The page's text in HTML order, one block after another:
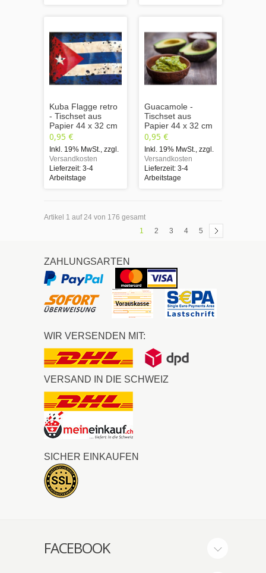
Kuba Flagge retro
- Tischset aus
Papier 44 x 32 cm
0,95 €
Inkl. 19% MwSt., zzgl.
Versandkosten
Lieferzeit: 3-4
Arbeitstage
Guacamole -
Tischset aus
Papier 44 x 32 cm
0,95 €
Inkl. 19% MwSt., zzgl.
Versandkosten
Lieferzeit: 3-4
Arbeitstage
Artikel 1 auf 24 von 176 gesamt
1
2 3 4 5
ZAHLUNGSARTEN
WIR VERSENDEN MIT:
VERSAND IN DIE SCHWEIZ
SICHER EINKAUFEN
FACEBOOK